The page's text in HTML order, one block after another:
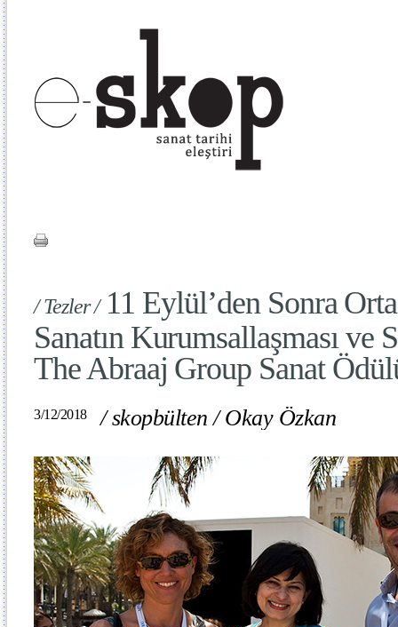
/ Tezler /11 Eylül’den Sonra
Sanatın Kurumsallaşması ve
The Abraaj Group Sanat
3/12/2018 /skopbülten /Okay Özkan